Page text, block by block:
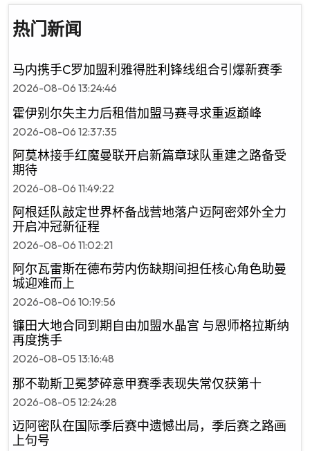
热门新闻
马内携手C罗加盟利雅得胜利锋线组合引爆新赛季
2026-08-06 13:24:46
霍伊别尔失主力后租借加盟马赛寻求重返巅峰
2026-08-06 12:37:35
阿莫林接手红魔曼联开启新篇章球队重建之路备受
期待
2026-08-06 11:49:22
阿根廷队敲定世界杯备战营地落户迈阿密郊外全力
开启冲冠新征程
2026-08-06 11:02:21
阿尔瓦雷斯在德布劳内伤缺期间担任核心角色助曼
城迎难而上
2026-08-06 10:19:56
镰田大地合同到期自由加盟水晶宫 与恩师格拉斯纳
再度携手
2026-08-05 13:16:48
那不勒斯卫冕梦碎意甲赛季表现失常仅获第十
2026-08-05 12:24:28
迈阿密队在国际季后赛中遗憾出局，季后赛之路画
上句号